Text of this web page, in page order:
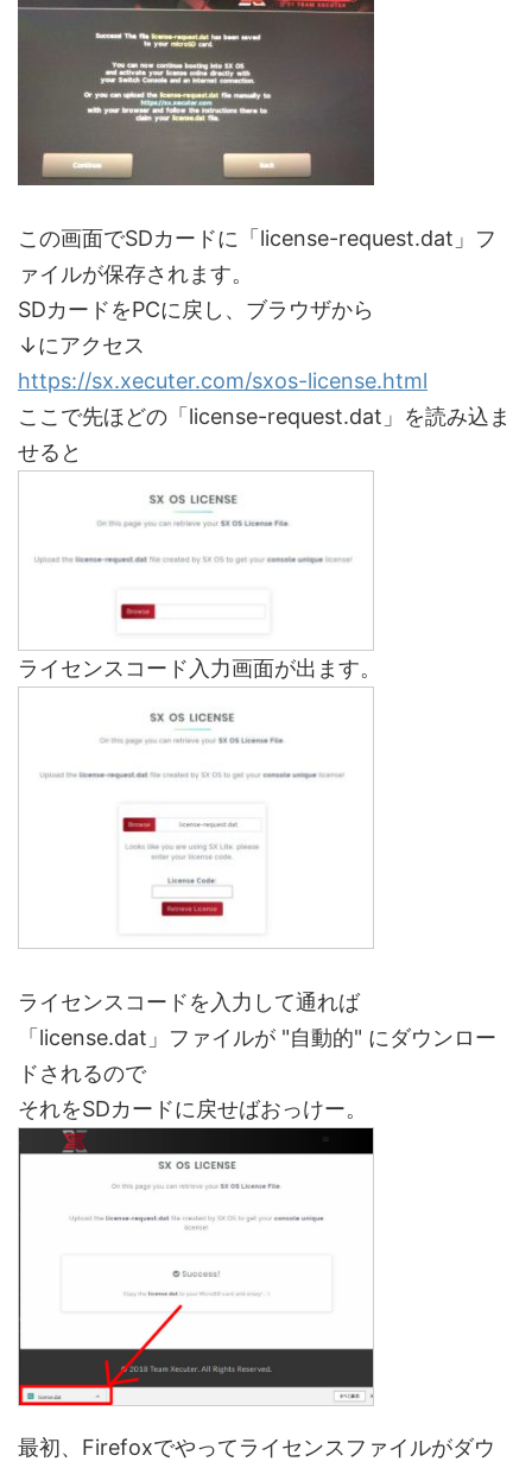
この画面でSDカードに「license-request.dat」フ
ァイルが保存されます。
SDカードをPCに戻し、ブラウザから
↓にアクセス
https://sx.xecuter.com/sxos-license.html
ここで先ほどの「license-request.dat」を読み込ま
せると
ライセンスコード入力画面が出ます。
ライセンスコードを入力して通れば
「license.dat」ファイルが "自動的" にダウンロー
ドされるので
それをSDカードに戻せばおっけー。
最初、Firefoxでやってライセンスファイルがダウ